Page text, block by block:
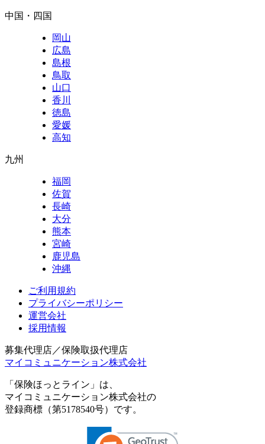
中国・四国
岡山
広島
島根
鳥取
山口
香川
徳島
愛媛
高知
九州
福岡
佐賀
長崎
大分
熊本
宮崎
鹿児島
沖縄
ご利用規約
プライバシーポリシー
運営会社
採用情報
募集代理店／保険取扱代理店
マイコミュニケーション株式会社
「保険ほっとライン」は、
マイコミュニケーション株式会社の
登録商標（第5178540号）です。